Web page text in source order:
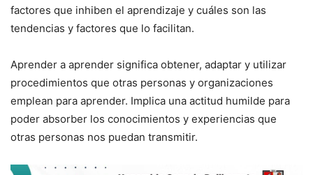
factores que inhiben el aprendizaje y cuáles son las
tendencias y factores que lo facilitan.
Aprender a aprender significa obtener, adaptar y utilizar
procedimientos que otras personas y organizaciones
emplean para aprender. Implica una actitud humilde para
poder absorber los conocimientos y experiencias que
otras personas nos puedan transmitir.